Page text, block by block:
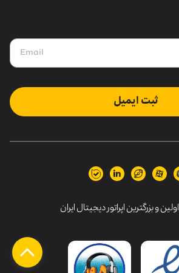
ثبت ایمیل
اولین و بزرگترین اپراتور دیجیتال ایران